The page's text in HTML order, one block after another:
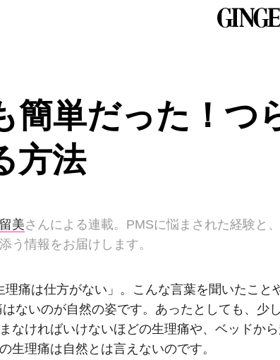
簡単だった！つ
方法
美さんによる連載。PMSに悩まされた経験と
う情報をお届けします。
理痛は仕方がない」。こんな言葉を聞いたこと
ないのが自然の姿です。あったとしても、少
なければいけないほどの生理痛や、ベッドか
生理痛は自然とは言えないのです。